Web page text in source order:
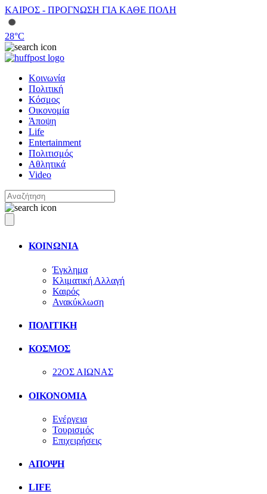
ΚΑΙΡΟΣ - ΠΡΟΓΝΩΣΗ ΓΙΑ ΚΑΘΕ ΠΟΛΗ
28°C
Κοινωνία
Πολιτική
Κόσμος
Οικονομία
Άποψη
Life
Entertainment
Πολιτισμός
Αθλητικά
Video
ΚΟΙΝΩΝΙΑ
Έγκλημα
Κλιματική Αλλαγή
Καιρός
Ανακύκλωση
ΠΟΛΙΤΙΚΗ
ΚΟΣΜΟΣ
22ΟΣ ΑΙΩΝΑΣ
ΟΙΚΟΝΟΜΙΑ
Ενέργεια
Τουρισμός
Επιχειρήσεις
ΑΠΟΨΗ
LIFE